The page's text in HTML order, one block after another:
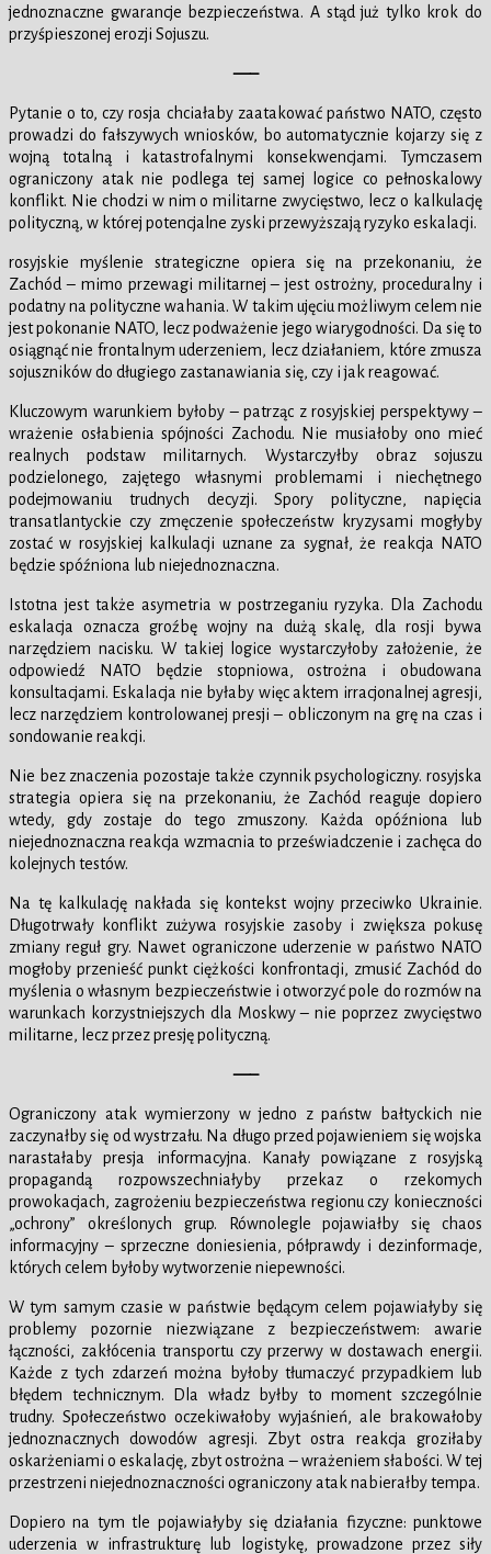
jednoznaczne gwarancje bezpieczeństwa. A stąd już tylko krok do
przyśpieszonej erozji Sojuszu.
—–
Pytanie o to, czy rosja chciałaby zaatakować państwo NATO, często
prowadzi do fałszywych wniosków, bo automatycznie kojarzy się z
wojną totalną i katastrofalnymi konsekwencjami. Tymczasem
ograniczony atak nie podlega tej samej logice co pełnoskalowy
konflikt. Nie chodzi w nim o militarne zwycięstwo, lecz o kalkulację
polityczną, w której potencjalne zyski przewyższają ryzyko eskalacji.
rosyjskie myślenie strategiczne opiera się na przekonaniu, że
Zachód – mimo przewagi militarnej – jest ostrożny, proceduralny i
podatny na polityczne wahania. W takim ujęciu możliwym celem nie
jest pokonanie NATO, lecz podważenie jego wiarygodności. Da się to
osiągnąć nie frontalnym uderzeniem, lecz działaniem, które zmusza
sojuszników do długiego zastanawiania się, czy i jak reagować.
Kluczowym warunkiem byłoby – patrząc z rosyjskiej perspektywy –
wrażenie osłabienia spójności Zachodu. Nie musiałoby ono mieć
realnych podstaw militarnych. Wystarczyłby obraz sojuszu
podzielonego, zajętego własnymi problemami i niechętnego
podejmowaniu trudnych decyzji. Spory polityczne, napięcia
transatlantyckie czy zmęczenie społeczeństw kryzysami mogłyby
zostać w rosyjskiej kalkulacji uznane za sygnał, że reakcja NATO
będzie spóźniona lub niejednoznaczna.
Istotna jest także asymetria w postrzeganiu ryzyka. Dla Zachodu
eskalacja oznacza groźbę wojny na dużą skalę, dla rosji bywa
narzędziem nacisku. W takiej logice wystarczyłoby założenie, że
odpowiedź NATO będzie stopniowa, ostrożna i obudowana
konsultacjami. Eskalacja nie byłaby więc aktem irracjonalnej agresji,
lecz narzędziem kontrolowanej presji – obliczonym na grę na czas i
sondowanie reakcji.
Nie bez znaczenia pozostaje także czynnik psychologiczny. rosyjska
strategia opiera się na przekonaniu, że Zachód reaguje dopiero
wtedy, gdy zostaje do tego zmuszony. Każda opóźniona lub
niejednoznaczna reakcja wzmacnia to przeświadczenie i zachęca do
kolejnych testów.
Na tę kalkulację nakłada się kontekst wojny przeciwko Ukrainie.
Długotrwały konflikt zużywa rosyjskie zasoby i zwiększa pokusę
zmiany reguł gry. Nawet ograniczone uderzenie w państwo NATO
mogłoby przenieść punkt ciężkości konfrontacji, zmusić Zachód do
myślenia o własnym bezpieczeństwie i otworzyć pole do rozmów na
warunkach korzystniejszych dla Moskwy – nie poprzez zwycięstwo
militarne, lecz przez presję polityczną.
—–
Ograniczony atak wymierzony w jedno z państw bałtyckich nie
zaczynałby się od wystrzału. Na długo przed pojawieniem się wojska
narastałaby presja informacyjna. Kanały powiązane z rosyjską
propagandą rozpowszechniałyby przekaz o rzekomych
prowokacjach, zagrożeniu bezpieczeństwa regionu czy konieczności
„ochrony” określonych grup. Równolegle pojawiałby się chaos
informacyjny – sprzeczne doniesienia, półprawdy i dezinformacje,
których celem byłoby wytworzenie niepewności.
W tym samym czasie w państwie będącym celem pojawiałyby się
problemy pozornie niezwiązane z bezpieczeństwem: awarie
łączności, zakłócenia transportu czy przerwy w dostawach energii.
Każde z tych zdarzeń można byłoby tłumaczyć przypadkiem lub
błędem technicznym. Dla władz byłby to moment szczególnie
trudny. Społeczeństwo oczekiwałoby wyjaśnień, ale brakowałoby
jednoznacznych dowodów agresji. Zbyt ostra reakcja groziłaby
oskarżeniami o eskalację, zbyt ostrożna – wrażeniem słabości. W tej
przestrzeni niejednoznaczności ograniczony atak nabierałby tempa.
Dopiero na tym tle pojawiałyby się działania fizyczne: punktowe
uderzenia w infrastrukturę lub logistykę, prowadzone przez siły